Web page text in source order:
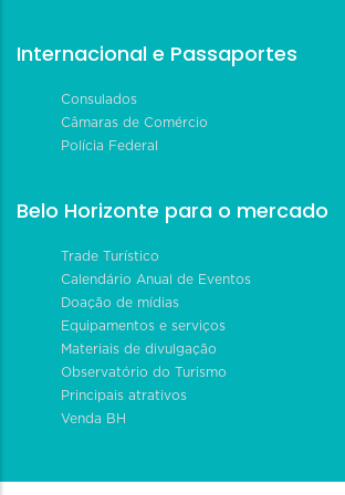
Internacional e Passaportes
Consulados
Câmaras de Comércio
Polícia Federal
Belo Horizonte para o mercado
Trade Turístico
Calendário Anual de Eventos
Doação de mídias
Equipamentos e serviços
Materiais de divulgação
Observatório do Turismo
Principais atrativos
Venda BH